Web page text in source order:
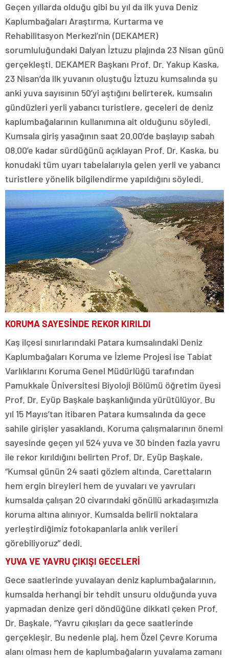
Geçen yıllarda olduğu gibi bu yıl da ilk yuva Deniz
Kaplumbağaları Araştırma, Kurtarma ve
Rehabilitasyon Merkezi’nin (DEKAMER)
sorumluluğundaki Dalyan İztuzu plajında 23 Nisan günü
gerçekleşti. DEKAMER Başkanı Prof. Dr. Yakup Kaska,
23 Nisan’da ilk yuvanın oluştuğu İztuzu kumsalında şu
anki yuva sayısının 50’yi aştığını belirterek, kumsalın
gündüzleri yerli yabancı turistlere, geceleri de deniz
kaplumbağalarının kullanımına ait olduğunu söyledi.
Kumsala giriş yasağının saat 20.00’de başlayıp sabah
08.00’e kadar sürdüğünü açıklayan Prof. Dr. Kaska, bu
konudaki tüm uyarı tabelalarıyla gelen yerli ve yabancı
turistlere yönelik bilgilendirme yapıldığını söyledi.
KORUMA SAYESİNDE REKOR KIRILDI
Kaş ilçesi sınırlarındaki Patara kumsalındaki Deniz
Kaplumbağaları Koruma ve İzleme Projesi ise Tabiat
Varlıklarını Koruma Genel Müdürlüğü tarafından
Pamukkale Üniversitesi Biyoloji Bölümü öğretim üyesi
Prof. Dr. Eyüp Başkale başkanlığında yürütülüyor. Bu
yıl 15 Mayıs’tan itibaren Patara kumsalında da gece
sahile girişler yasaklandı. Koruma çalışmalarının önemi
sayesinde geçen yıl 524 yuva ve 30 binden fazla yavru
ile rekor kırıldığını belirten Prof. Dr. Eyüp Başkale,
“Kumsal günün 24 saati gözlem altında. Carettaların
hem ergin bireyleri hem de yuvaları ve yavruları
kumsalda çalışan 20 civarındaki gönüllü arkadaşımızla
koruma altına alınıyor. Kumsalda belirli noktalara
yerleştirdiğimiz fotokapanlarla anlık verileri
görebiliyoruz” dedi.
YUVA VE YAVRU ÇIKIŞI GECELERİ
Gece saatlerinde yuvalayan deniz kaplumbağalarının,
kumsalda herhangi bir tehdit unsuru olduğunda yuva
yapmadan denize geri döndüğüne dikkati çeken Prof.
Dr. Başkale, “Yavru çıkışları da gece saatlerinde
gerçekleşir. Bu nedenle plaj, hem Özel Çevre Koruma
alanı olması hem de kaplumbağaların yuvalama zamanı